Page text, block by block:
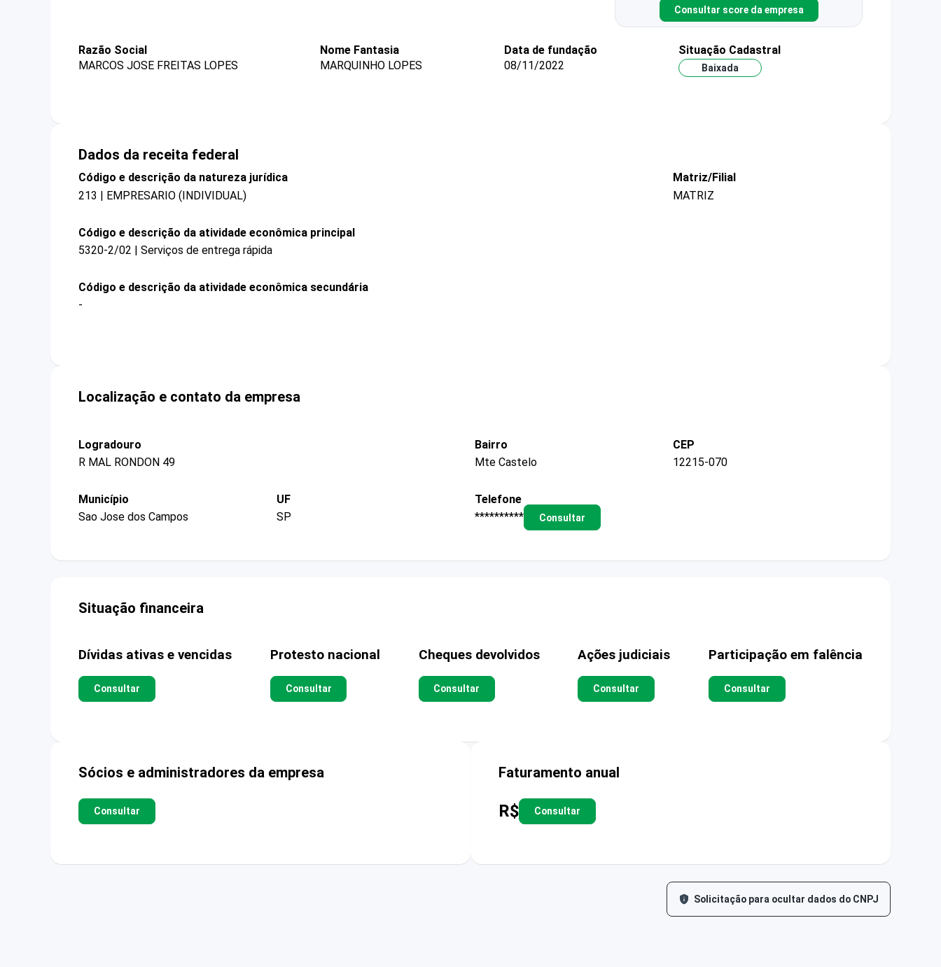
Consultar score da empresa
Razão Social
MARCOS JOSE FREITAS LOPES
Nome Fantasia
MARQUINHO LOPES
Data de fundação
08/11/2022
Situação Cadastral
Baixada
Dados da receita federal
Código e descrição da natureza jurídica
213 | EMPRESARIO (INDIVIDUAL)
Matriz/Filial
MATRIZ
Código e descrição da atividade econômica principal
5320-2/02 | Serviços de entrega rápida
Código e descrição da atividade econômica secundária
-
Localização e contato da empresa
Logradouro
R MAL RONDON 49
Bairro
Mte Castelo
CEP
12215-070
Município
Sao Jose dos Campos
UF
SP
Telefone
**********
Consultar
Situação financeira
Dívidas ativas e vencidas
Consultar
Protesto nacional
Consultar
Cheques devolvidos
Consultar
Ações judiciais
Consultar
Participação em falência
Consultar
Sócios e administradores da empresa
Consultar
Faturamento anual
R$ Consultar
Solicitação para ocultar dados do CNPJ